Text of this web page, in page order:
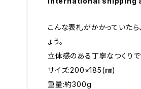
こんな表札がかかっていた
ょう。
立体感のある丁寧なつくり
サイズ:200×185(㎜)
重量:約300g